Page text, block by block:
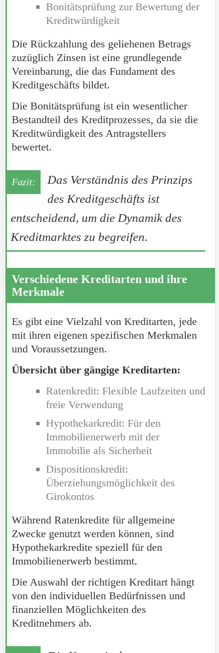
Bonitätsprüfung zur Bewertung der
Kreditwürdigkeit
Die Rückzahlung des geliehenen Betrags
zuzüglich Zinsen ist eine grundlegende
Vereinbarung, die das Fundament des
Kreditgeschäfts bildet.
Die Bonitätsprüfung ist ein wesentlicher
Bestandteil des Kreditprozesses, da sie die
Kreditwürdigkeit des Antragstellers
bewertet.
Das Verständnis des Prinzips
des Kreditgeschäfts ist
entscheidend, um die Dynamik des
Kreditmarktes zu begreifen.
Verschiedene Kreditarten und ihre
Merkmale
Es gibt eine Vielzahl von Kreditarten, jede
mit ihren eigenen spezifischen Merkmalen
und Voraussetzungen.
Übersicht über gängige Kreditarten:
Ratenkredit: Flexible Laufzeiten und
freie Verwendung
Hypothekarkredit: Für den
Immobilienerwerb mit der
Immobilie als Sicherheit
Dispositionskredit:
Überziehungsmöglichkeit des
Girokontos
Während Ratenkredite für allgemeine
Zwecke genutzt werden können, sind
Hypothekarkredite speziell für den
Immobilienerwerb bestimmt.
Die Auswahl der richtigen Kreditart hängt
von den individuellen Bedürfnissen und
finanziellen Möglichkeiten des
Kreditnehmers ab.